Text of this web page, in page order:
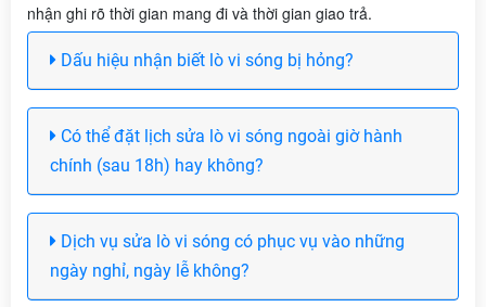
nhận ghi rõ thời gian mang đi và thời gian giao trả.
Dấu hiệu nhận biết lò vi sóng bị hỏng?
Có thể đặt lịch sửa lò vi sóng ngoài giờ hành
chính (sau 18h) hay không?
Dịch vụ sửa lò vi sóng có phục vụ vào những
ngày nghỉ, ngày lễ không?